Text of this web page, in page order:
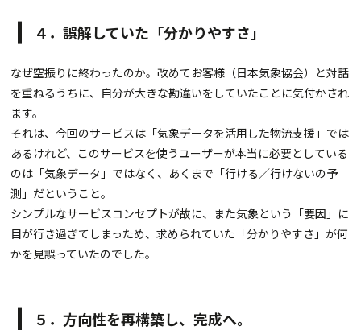
４．誤解していた「分かりやすさ」
なぜ空振りに終わったのか。改めてお客様（日本気象協会）と対話
を重ねるうちに、自分が大きな勘違いをしていたことに気付かされ
ます。
それは、今回のサービスは「気象データを活用した物流支援」では
あるけれど、このサービスを使うユーザーが本当に必要としている
のは「気象データ」ではなく、あくまで「行ける／行けないの予
測」だということ。
シンプルなサービスコンセプトが故に、また気象という「要因」に
目が行き過ぎてしまっため、求められていた「分かりやすさ」が何
かを見誤っていたのでした。
５．方向性を再構築し、完成へ。